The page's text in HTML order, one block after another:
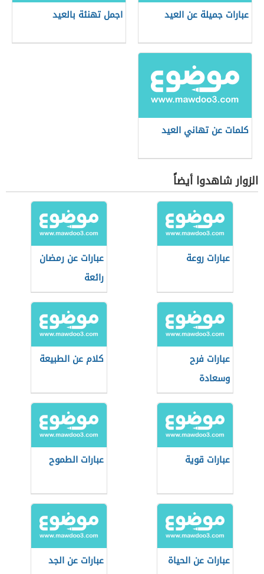
عبارات جميلة عن العيد اجمل تهنئة بالعيد
كلمات عن تهاني العيد
الزوار شاهدوا أيضاً
عبارات روعة
عبارات عن رمضان
رائعة
عبارات فرح
وسعادة
كلام عن الطبيعة
عبارات قوية عبارات الطموح
عبارات عن الحياة عبارات عن الجد